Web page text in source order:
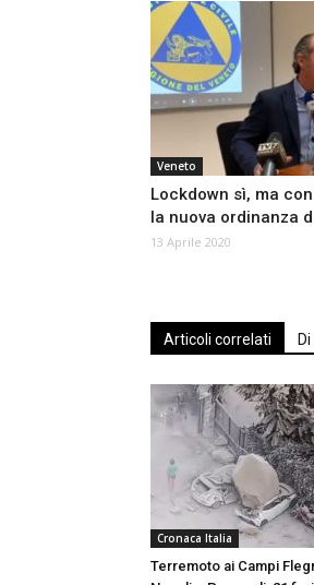
Veneto
Lockdown sì, ma
la nuova ordinanza
13 Aprile 2020
Articoli correlati
Cronaca Italia
Terremoto ai Campi